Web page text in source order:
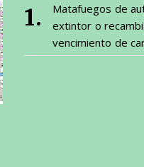
Matafuegos de
extintor o
vencimiento de